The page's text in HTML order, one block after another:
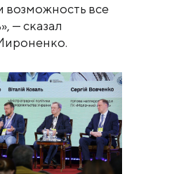
возможность все
— сказал